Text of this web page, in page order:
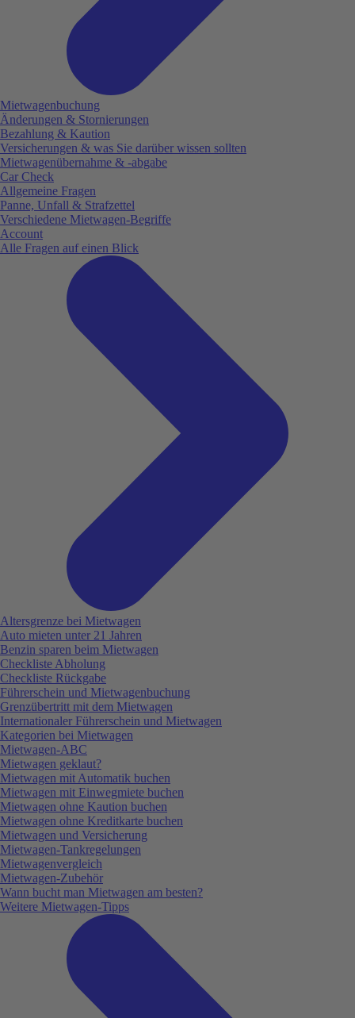
Mietwagenbuchung
Änderungen & Stornierungen
Bezahlung & Kaution
Versicherungen & was Sie darüber wissen sollten
Mietwagenübernahme & -abgabe
Car Check
Allgemeine Fragen
Panne, Unfall & Strafzettel
Verschiedene Mietwagen-Begriffe
Account
Alle Fragen auf einen Blick
Altersgrenze bei Mietwagen
Auto mieten unter 21 Jahren
Benzin sparen beim Mietwagen
Checkliste Abholung
Checkliste Rückgabe
Führerschein und Mietwagenbuchung
Grenzübertritt mit dem Mietwagen
Internationaler Führerschein und Mietwagen
Kategorien bei Mietwagen
Mietwagen-ABC
Mietwagen geklaut?
Mietwagen mit Automatik buchen
Mietwagen mit Einwegmiete buchen
Mietwagen ohne Kaution buchen
Mietwagen ohne Kreditkarte buchen
Mietwagen und Versicherung
Mietwagen-Tankregelungen
Mietwagenvergleich
Mietwagen-Zubehör
Wann bucht man Mietwagen am besten?
Weitere Mietwagen-Tipps